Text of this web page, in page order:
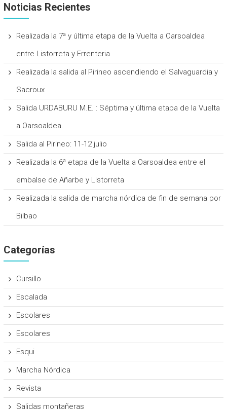
Noticias Recientes
Realizada la 7ª y última etapa de la Vuelta a Oarsoaldea
entre Listorreta y Errenteria
Realizada la salida al Pirineo ascendiendo el Salvaguardia y
Sacroux
Salida URDABURU M.E. : Séptima y última etapa de la Vuelta
a Oarsoaldea.
Salida al Pirineo: 11-12 julio
Realizada la 6ª etapa de la Vuelta a Oarsoaldea entre el
embalse de Añarbe y Listorreta
Realizada la salida de marcha nórdica de fin de semana por
Bilbao
Categorías
Cursillo
Escalada
Escolares
Escolares
Esqui
Marcha Nórdica
Revista
Salidas montañeras